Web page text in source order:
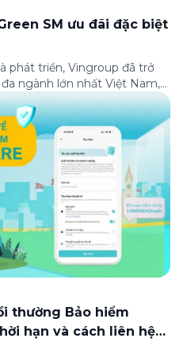
SM ưu đãi đặc biệt
phát triển, Vingroup đã trở
ngành lớn nhất Việt Nam,
Đông Nam Á theo bảng
(Mỹ). Nhân kỷ niệm 33 năm
Green SM trân […]
thường Bảo hiểm
hạn và cách liên hệ